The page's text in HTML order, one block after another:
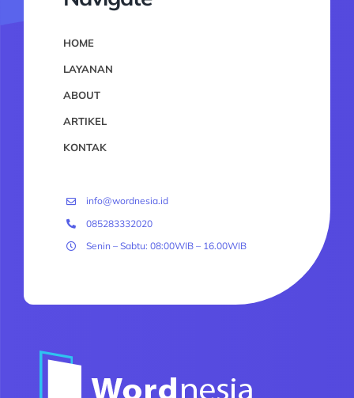
HOME
LAYANAN
ABOUT
ARTIKEL
KONTAK
info@wordnesia.id
085283332020
Senin – Sabtu: 08:00WIB – 16.00WIB